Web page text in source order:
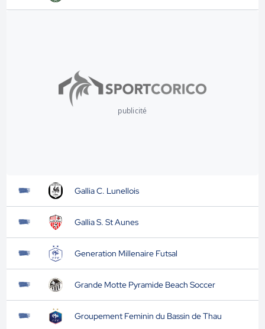
publicité
Gallia C. Lunellois
Gallia S. St Aunes
Generation Millenaire Futsal
Grande Motte Pyramide Beach Soccer
Groupement Feminin du Bassin de Thau